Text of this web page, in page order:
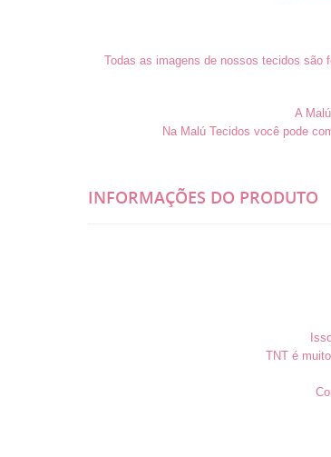
Todas as imagens de nossos tecidos são
A
Na Malú Tecidos você pode
INFORMAÇÕES DO PRODUTO
TNT é